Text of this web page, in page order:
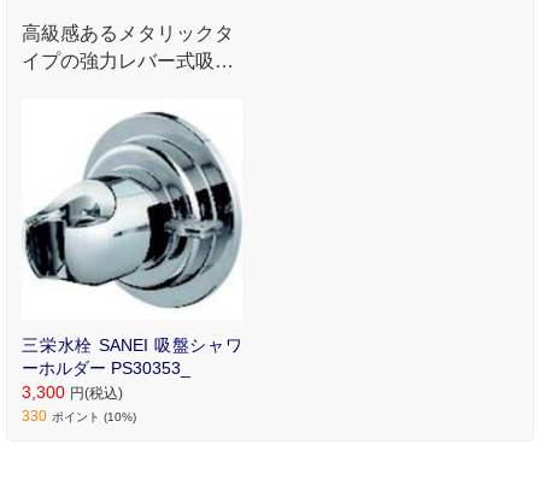
高級感あるメタリックタ
イプの強力レバー式吸盤
三栄水栓 SANEI 吸盤シャワ
ーホルダー PS30353_
3,300 円(税込)
330 ポイント (10%)